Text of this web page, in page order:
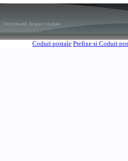
Informatii despre cookie
Coduri postale Prefixe si Coduri